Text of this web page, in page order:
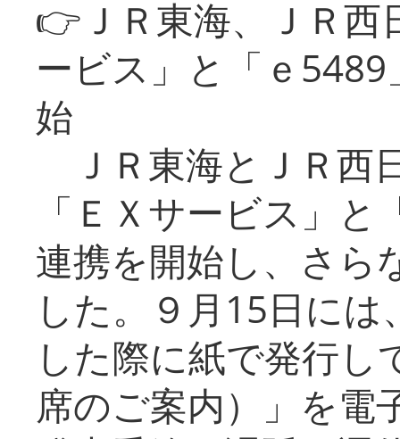
👉ＪＲ東海、ＪＲ
ービス」と「ｅ
始
ＪＲ東海とＪＲ西
「ＥＸサービス」
連携を開始し、さら
した。９月15日に
した際に紙で発行し
席のご案内）」を電